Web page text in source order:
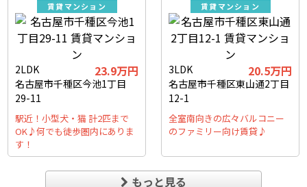
賃貸マンション
2LDK 23.9万円
名古屋市千種区今池1丁目
29-11
駅近！小型犬・猫 計2匹まで
OK♪何でも徒歩圏内にありま
す！
賃貸マンション
3LDK 20.5万円
名古屋市千種区東山通2丁目
12-1
全室南向きの広々バルコニー
のファミリー向け賃貸♪
もっと見る